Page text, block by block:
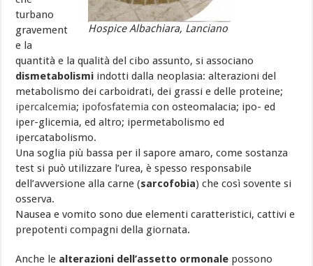
Hospice Albachiara, Lanciano
turbano
gravement
e la
quantità e la qualità del cibo assunto, si associano
dismetabolismi indotti dalla neoplasia: alterazioni del
metabolismo dei carboidrati, dei grassi e delle proteine;
ipercalcemia; ipofosfatemia con osteomalacia; ipo- ed
iper-glicemia, ed altro; ipermetabolismo ed
ipercatabolismo.
Una soglia più bassa per il sapore amaro, come sostanza
test si può utilizzare l’urea, è spesso responsabile
dell’avversione alla carne (sarcofobia) che così sovente si
osserva.
Nausea e vomito sono due elementi caratteristici, cattivi e
prepotenti compagni della giornata.
Anche le alterazioni dell’assetto ormonale possono